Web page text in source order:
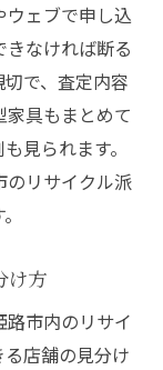
ェブで申し込
なければ断る
で、査定内容
具もまとめて
見られます。
のリサイクル派
け方
市内のリサイ
店舗の見分け